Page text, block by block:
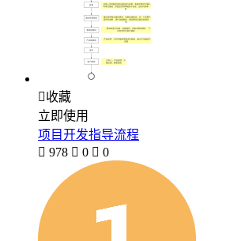
收藏
立即使用
项目开发指导流程
 978  0  0